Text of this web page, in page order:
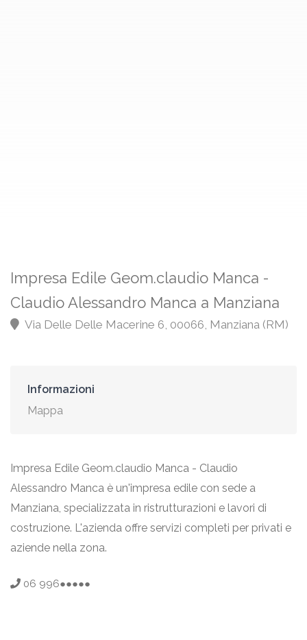
Impresa Edile Geom.claudio Manca -
Claudio Alessandro Manca a Manziana
Via Delle Delle Macerine 6, 00066, Manziana (RM)
Informazioni
Mappa
Impresa Edile Geom.claudio Manca - Claudio
Alessandro Manca è un'impresa edile con sede a
Manziana, specializzata in ristrutturazioni e lavori di
costruzione. L'azienda offre servizi completi per privati e
aziende nella zona.
06 996●●●●●